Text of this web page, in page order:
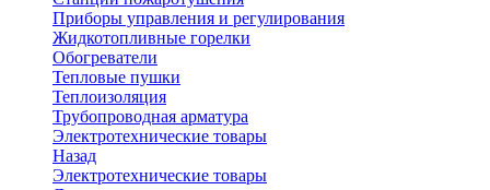
Приборы управления и регулирования
Жидкотопливные горелки
Обогреватели
Тепловые пушки
Теплоизоляция
Трубопроводная арматура
Электротехнические товары
Назад
Электротехнические товары